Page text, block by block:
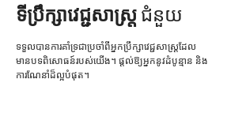
ទីប្រឹក្សាវេជ្ជសាស្ត្រជំនួយ
ទទួលបានការគាំទ្រជាប្រចាំពីអ្នកប្រឹក្សាវេជ្ជសាស្ត្រដែល
មានបទពិសោធន៍របស់យើង។ ផ្តល់ឱ្យអ្នកនូវដំបូន្មាន និង
ការណែនាំដ៏ល្អបំផុត។